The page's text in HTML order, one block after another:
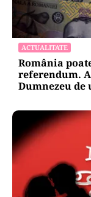
ACTUALITATE
România
referendum.
Dumnezeu de